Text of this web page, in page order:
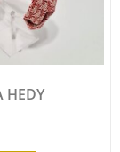
HEDY